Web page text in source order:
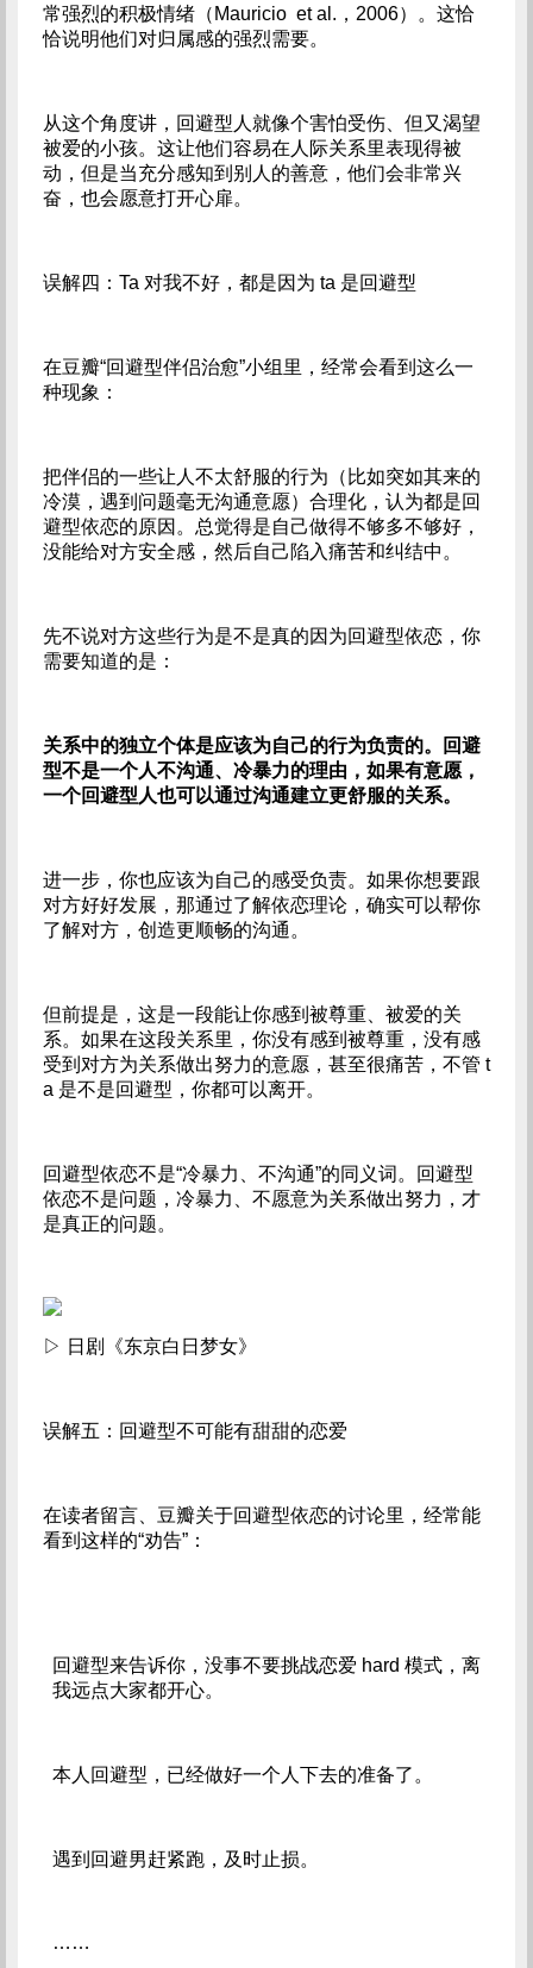
常强烈的积极情绪（Mauricio et al.，2006）。这恰
恰说明他们对归属感的强烈需要。
从这个角度讲，回避型人就像个害怕受伤、但又渴望
被爱的小孩。这让他们容易在人际关系里表现得被
动，但是当充分感知到别人的善意，他们会非常兴
奋，也会愿意打开心扉。
误解四：Ta 对我不好，都是因为 ta 是回避型
在豆瓣“回避型伴侣治愈”小组里，经常会看到这么一
种现象：
把伴侣的一些让人不太舒服的行为（比如突如其来的
冷漠，遇到问题毫无沟通意愿）合理化，认为都是回
避型依恋的原因。总觉得是自己做得不够多不够好，
没能给对方安全感，然后自己陷入痛苦和纠结中。
先不说对方这些行为是不是真的因为回避型依恋，你
需要知道的是：
关系中的独立个体是应该为自己的行为负责的。回避
型不是一个人不沟通、冷暴力的理由，如果有意愿，
一个回避型人也可以通过沟通建立更舒服的关系。
进一步，你也应该为自己的感受负责。如果你想要跟
对方好好发展，那通过了解依恋理论，确实可以帮你
了解对方，创造更顺畅的沟通。
但前提是，这是一段能让你感到被尊重、被爱的关
系。如果在这段关系里，你没有感到被尊重，没有感
受到对方为关系做出努力的意愿，甚至很痛苦，不管 t
a 是不是回避型，你都可以离开。
回避型依恋不是“冷暴力、不沟通”的同义词。回避型
依恋不是问题，冷暴力、不愿意为关系做出努力，才
是真正的问题。
▷ 日剧《东京白日梦女》
误解五：回避型不可能有甜甜的恋爱
在读者留言、豆瓣关于回避型依恋的讨论里，经常能
看到这样的“劝告”：
回避型来告诉你，没事不要挑战恋爱 hard 模式，离
我远点大家都开心。
本人回避型，已经做好一个人下去的准备了。
遇到回避男赶紧跑，及时止损。
……